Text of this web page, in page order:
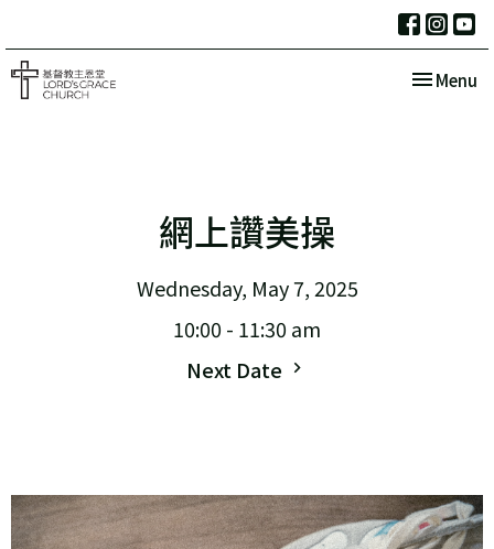
Toggle
Menu
網上讚美操
Wednesday, May 7, 2025
10:00 - 11:30 am
Next Date